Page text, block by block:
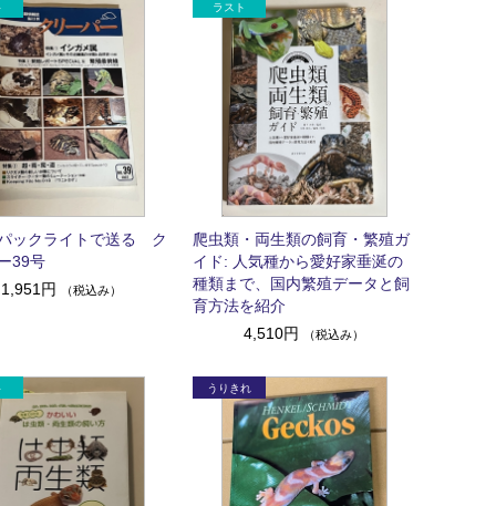
ックライトで送る ク
39号
1,951円
（税込み）
爬虫類・両生類の飼育・繁殖ガ
イド: 人気種から愛好家垂涎の
種類まで、国内繁殖データと飼
育方法を紹介
4,510円
（税込み）